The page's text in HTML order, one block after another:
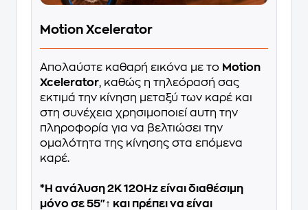
Motion Xcelerator
Απολαύστε καθαρή εικόνα με το Motion
Xcelerator, καθώς η τηλεόρασή σας
εκτιμά την κίνηση μεταξύ των καρέ και
στη συνέχεια χρησιμοποιεί αυτη την
πληροφορία για να βελτιώσει την
ομαλότητα της κίνησης στα επόμενα
καρέ.
*Η ανάλυση 2K 120Hz είναι διαθέσιμη
μόνο σε 55"↑ και πρέπει να είναι